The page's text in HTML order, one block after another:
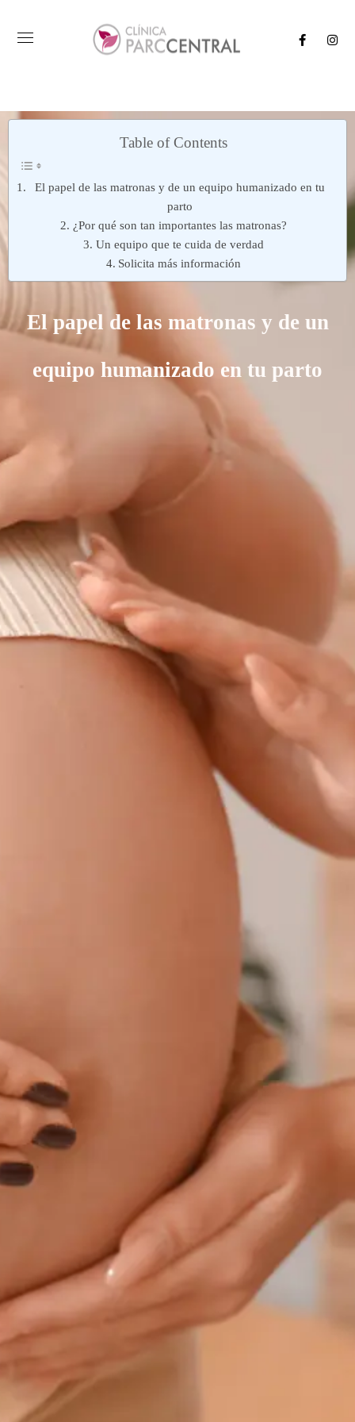
Table of Contents
El papel de las matronas y de un equipo humanizado en tu
parto
¿Por qué son tan importantes las matronas?
Un equipo que te cuida de verdad
Solicita más información
El papel de las matronas y de un
equipo humanizado en tu parto